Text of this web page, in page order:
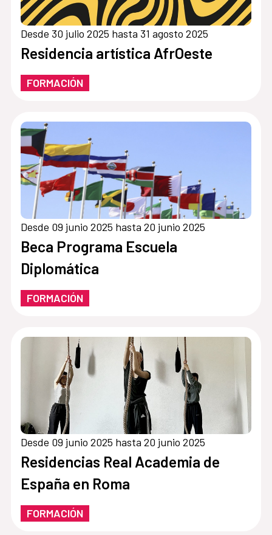
Desde 30 julio 2025 hasta 31 agosto 2025
Residencia artística AfrOeste
FORMACIÓN
Desde 09 junio 2025 hasta 20 junio 2025
Beca Programa Escuela
Diplomática
FORMACIÓN
Desde 09 junio 2025 hasta 20 junio 2025
Residencias Real Academia de
España en Roma
FORMACIÓN